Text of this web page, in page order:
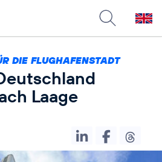
DIE FLUGHAFENSTADT
Laage